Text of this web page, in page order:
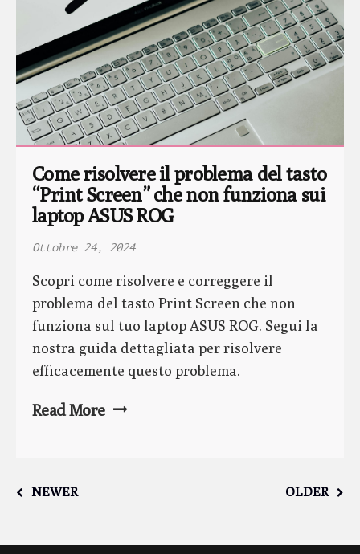
Come risolvere il problema del tasto
“Print Screen” che non funziona sui
laptop ASUS ROG
Ottobre 24, 2024
Scopri come risolvere e correggere il
problema del tasto Print Screen che non
funziona sul tuo laptop ASUS ROG. Segui la
nostra guida dettagliata per risolvere
efficacemente questo problema.
Read More
NEWER OLDER